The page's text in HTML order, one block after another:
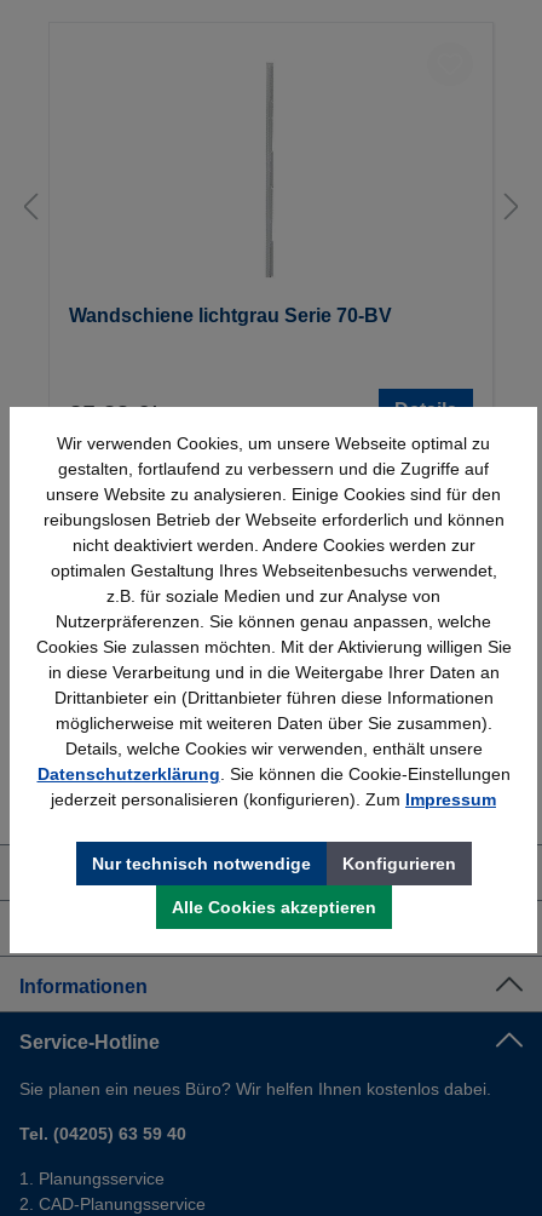
Wandschiene lichtgrau Serie 70-BV
25,23 €* Details
Schnelle Lieferung
Bundesweit
Topmarken
Faire Preise
Erfahrung
Bewährt seit 1958
Kostenlose Beratung
(04205) 635940
Über uns
Informationen
Service-Hotline
Sie planen ein neues Büro? Wir helfen Ihnen kostenlos dabei.
Tel. (04205) 63 59 40
Planungsservice
CAD-Planungsservice
Wir verwenden Cookies, um unsere Webseite optimal zu
gestalten, fortlaufend zu verbessern und die Zugriffe auf
unsere Website zu analysieren. Einige Cookies sind für den
reibungslosen Betrieb der Webseite erforderlich und können
nicht deaktiviert werden. Andere Cookies werden zur
optimalen Gestaltung Ihres Webseitenbesuchs verwendet,
z.B. für soziale Medien und zur Analyse von
Nutzerpräferenzen. Sie können genau anpassen, welche
Cookies Sie zulassen möchten. Mit der Aktivierung willigen Sie
in diese Verarbeitung und in die Weitergabe Ihrer Daten an
Drittanbieter ein (Drittanbieter führen diese Informationen
möglicherweise mit weiteren Daten über Sie zusammen).
Details, welche Cookies wir verwenden, enthält unsere
Datenschutzerklärung . Sie können die Cookie-Einstellungen
jederzeit personalisieren (konfigurieren). Zum Impressum
Nur technisch notwendige Konfigurieren
Alle Cookies akzeptieren